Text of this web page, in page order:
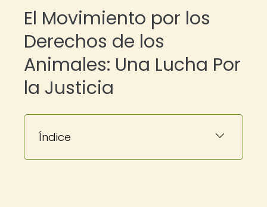
El Movimiento por los
Derechos de los
Animales: Una Lucha Por
la Justicia
Índice